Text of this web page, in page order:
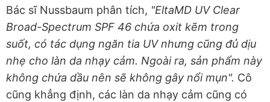
Bác sĩ Nussbaum phân tích, "EltaMD UV Clear
Broad-Spectrum SPF 46 chứa oxit kẽm trong
suốt, có tác dụng ngăn tia UV nhưng cũng đủ dịu
nhẹ cho làn da nhạy cảm. Ngoài ra, sản phẩm này
không chứa dầu nên sẽ không gây nổi mụn". Cô
cũng khẳng định, các làn da nhạy cảm cũng có